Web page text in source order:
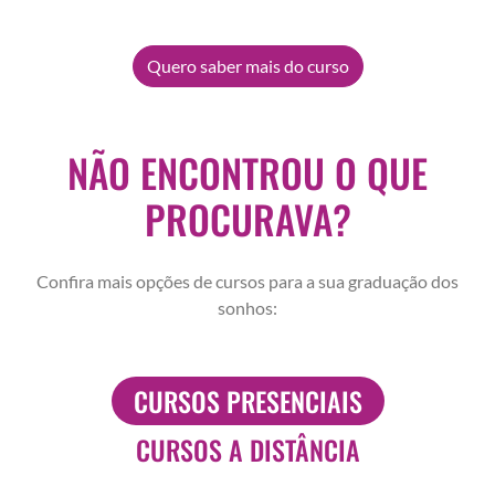
Quero saber mais do curso
NÃO ENCONTROU O QUE
PROCURAVA?
Confira mais opções de cursos para a sua graduação dos
sonhos:
CURSOS PRESENCIAIS
CURSOS A DISTÂNCIA